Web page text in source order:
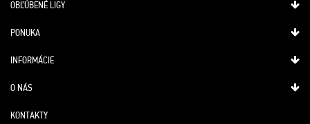
OBĽÚBENÉ LIGY
PONUKA
INFORMÁCIE
O NÁS
KONTAKTY